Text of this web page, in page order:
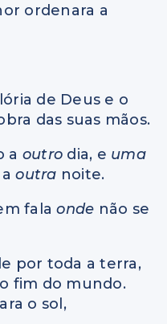
ordenara a
de Deus e o
das suas mãos.
a outro dia, e uma
aoutra noite.
falaonde não se
por toda a terra,
fim do mundo.
o sol,